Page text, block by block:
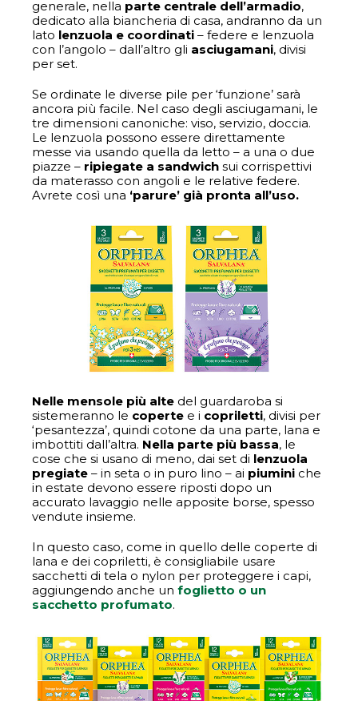
generale, nella parte centrale dell’armadio,
dedicato alla biancheria di casa, andranno da un
lato lenzuola e coordinati – federe e lenzuola
con l’angolo – dall’altro gli asciugamani, divisi
per set.
Se ordinate le diverse pile per ‘funzione’ sarà
ancora più facile. Nel caso degli asciugamani, le
tre dimensioni canoniche: viso, servizio, doccia.
Le lenzuola possono essere direttamente
messe via usando quella da letto – a una o due
piazze – ripiegate a sandwich sui corrispettivi
da materasso con angoli e le relative federe.
Avrete così una ‘parure’ già pronta all’uso.
Nelle mensole più alte del guardaroba si
sistemeranno le coperte e i copriletti, divisi per
‘pesantezza’, quindi cotone da una parte, lana e
imbottiti dall’altra. Nella parte più bassa, le
cose che si usano di meno, dai set di lenzuola
pregiate – in seta o in puro lino – ai piumini che
in estate devono essere riposti dopo un
accurato lavaggio nelle apposite borse, spesso
vendute insieme.
In questo caso, come in quello delle coperte di
lana e dei copriletti, è consigliabile usare
sacchetti di tela o nylon per proteggere i capi,
aggiungendo anche un foglietto o un
sacchetto profumato.